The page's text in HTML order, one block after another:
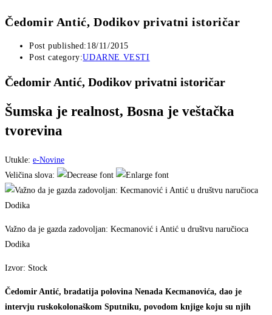
Čedomir Antić, Dodikov privatni istoričar
Post published: 18/11/2015
Post category:UDARNE VESTI
Čedomir Antić, Dodikov privatni istoričar
Šumska je realnost, Bosna je veštačka
tvorevina
Utukle: e-Novine
Veličina slova:
Važno da je gazda zadovoljan: Kecmanović i Antić u društvu naručioca
Dodika
Izvor: Stock
Čedomir Antić, bradatija polovina Nenada Kecmanovića, dao je
intervju ruskokolonaškom Sputniku, povodom knjige koju su njih